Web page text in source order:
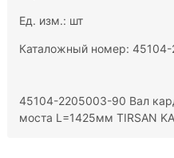
Ед. изм.: шт
Каталожный номер:
45104-2205003-90 Вал
моста L=1425мм TIRSAN